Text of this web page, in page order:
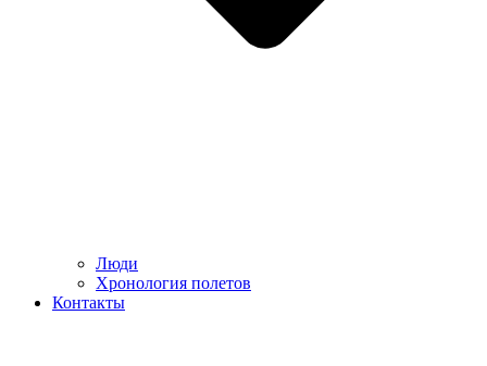
Люди
Хронология полетов
Контакты